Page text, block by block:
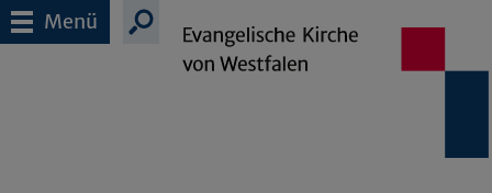
Menü